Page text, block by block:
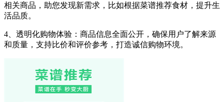
相关商品，助您发现新需求，比如根据菜谱推荐食材，提升生
活品质。
4、透明化购物体验：商品信息全面公开，确保用户了解来源
和质量，支持比价和评价参考，打造诚信购物环境。